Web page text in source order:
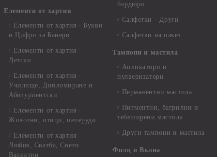
Елементи от хартия
Елементи от хартия - Букви
и Цифри за Банери
Елементи от хартия -
Детски
Елементи от хартия -
Училище, Дипломиране и
Абитуриентски
Елементи от хартия -
Животни, птици, пеперуди
Елементи от хартия -
Любов, Сватба, Свети
Валентин
бордюри
Салфетки - Други
Салфетки на пакет
Тампони и мастила
Апликатори и
пулверизатори
Перманентни мастила
Пигментни, багрилни и
тебеширени мастила
Други тампони и мастила
Филц и Вълна